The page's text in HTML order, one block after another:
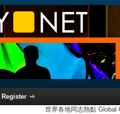
Register
世界各地同志熱點